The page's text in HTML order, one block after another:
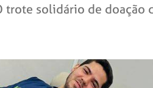
trote solidário de